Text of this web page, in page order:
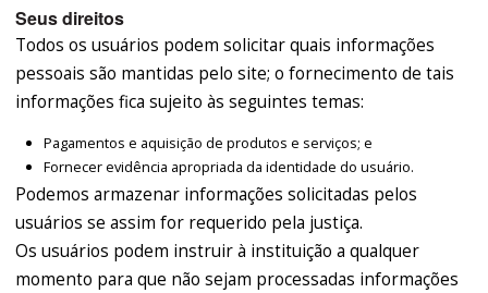
Seus direitos
Todos os usuários podem solicitar quais informações
pessoais são mantidas pelo site; o fornecimento de tais
informações fica sujeito às seguintes temas:
Pagamentos e aquisição de produtos e serviços; e
Fornecer evidência apropriada da identidade do usuário.
Podemos armazenar informações solicitadas pelos
usuários se assim for requerido pela justiça.
Os usuários podem instruir à instituição a qualquer
momento para que não sejam processadas informações